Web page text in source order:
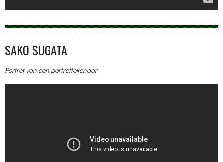
SAKO SUGATA
Portret van een portrettekenaar